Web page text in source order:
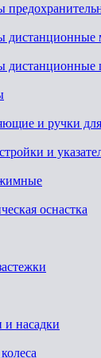
дистанционные
дистанционные
и ручки
и
оснастка
и насадки